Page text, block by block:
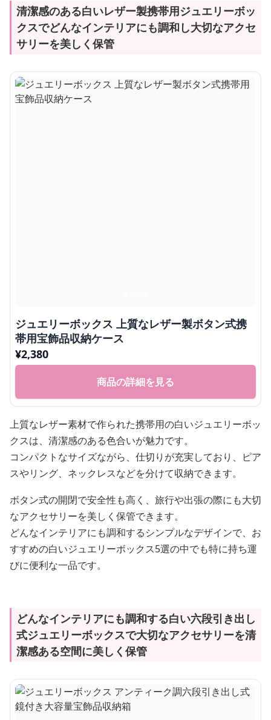
清潔感のある白いレザー製携帯用ジュエリーボッ
クスでどんなインテリアにも調和し大切なアクセ
サリーを美しく保管
ジュエリーボックス 上質なレザー製ボタン式携
帯用宝飾品収納ケース
¥2,380
商品の詳細を見る
上質なレザー素材で作られた携帯用の白いジュエリーボッ
クスは、清潔感のある色合いが魅力です。
コンパクトなサイズながら、仕切りが充実しており、ピア
スやリング、ネックレスなどを分けて収納できます。
ボタン式の開閉で安全性も高く、旅行や出張の際にも大切
なアクセサリーを美しく保管できます。
どんなインテリアにも調和するシンプルなデザインで、お
すすめの白いジュエリーボックス5選の中でも特に持ち運
びに便利な一品です。
どんなインテリアにも調和する白い六段引き出し
式ジュエリーボックスで大切なアクセサリーを清
潔感ある空間に美しく保管